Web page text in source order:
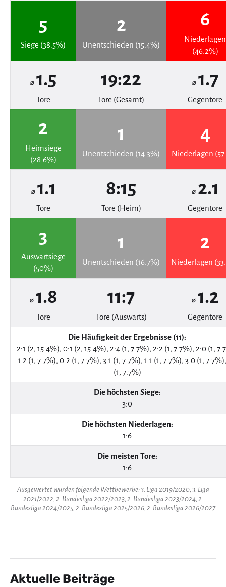
5
Siege (38.5%)
2
Unentschieden (15.4%)
6
Niederlagen
(46.2%)
⌀ 1.5
Tore
19:22
Tore (Gesamt)
⌀ 1.7
Gegentore
2
Heimsiege
(28.6%)
1
Unentschieden (14.3%)
4
Niederlagen
⌀ 1.1
Tore
8:15
Tore (Heim)
⌀ 2.1
Gegentore
3
Auswärtsiege
(50%)
1
Unentschieden (16.7%)
2
Niederlagen
⌀ 1.8
Tore
11:7
Tore (Auswärts)
⌀ 1.2
Gegentore
Die Häufigkeit der Ergebnisse (11):
2:1 (2, 15.4%), 0:1 (2, 15.4%), 2:4 (1, 7.7%), 2:2 (1, 7.7%), 2:0 (1,
1:2 (1, 7.7%), 0:2 (1, 7.7%), 3:1 (1, 7.7%), 1:1 (1, 7.7%), 3:0 (1,
(1, 7.7%)
Die höchsten Siege:
3:0
Die höchsten Niederlagen:
1:6
Die meisten Tore:
1:6
Ausgewertet wurden folgende Wettbewerbe: 3. Liga 2019/2020, 3. Liga
2021/2022, 2. Bundesliga 2022/2023, 2. Bundesliga 2023/2024, 2.
Bundesliga 2024/2025, 2. Bundesliga 2025/2026, 2. Bundesliga 2026/2027
Aktuelle Beiträge